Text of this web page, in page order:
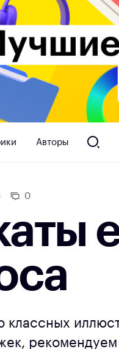
Авторы
0
классных